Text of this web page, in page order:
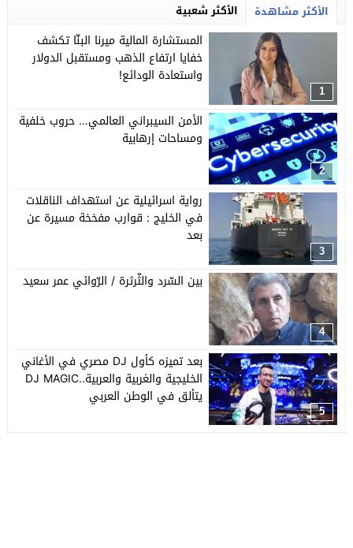
الأكثر مشاهدة الأكثر شعبية
1
المستشارة المالية ميرنا البنّا تكشف
خفايا ارتفاع الذهب ومستقبل الدولار
واستعادة الودائع!
2
الأمن السيبراني العالمي… حروب خلفية
ومساحات إرهابية
3
رواية اسرائيلية عن استهداف الناقلات
في الخليج : قوارب مفخخة مسيرة عن
بعد
4
بين السّرد والثّرثرة / الرّوائي عمر سعيد
5
بعد تميزه كأول DJ مصري في الأغاني
الخليجية والغربية والعربية..DJ MAGIC
يتألق في الوطن العربي